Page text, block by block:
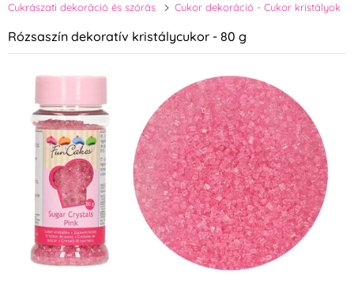
Cukrászati dekoráció és szórás
Cukor dekoráció - Cukor kristályok
Rózsaszín dekoratív kristálycukor - 80 g